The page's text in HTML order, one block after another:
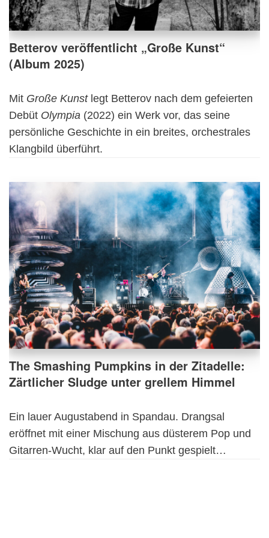
Betterov veröffentlicht „Große Kunst“
(Album 2025)
Mit Große Kunstlegt Betterov nach dem gefeierten
Debüt Olympia (2022) ein Werk vor, das seine
persönliche Geschichte in ein breites, orchestrales
Klangbild überführt.
The Smashing Pumpkins in der Zitadelle:
Zärtlicher Sludge unter grellem Himmel
Ein lauer Augustabend in Spandau. Drangsal
eröffnet mit einer Mischung aus düsterem Pop und
Gitarren-Wucht, klar auf den Punkt gespielt…